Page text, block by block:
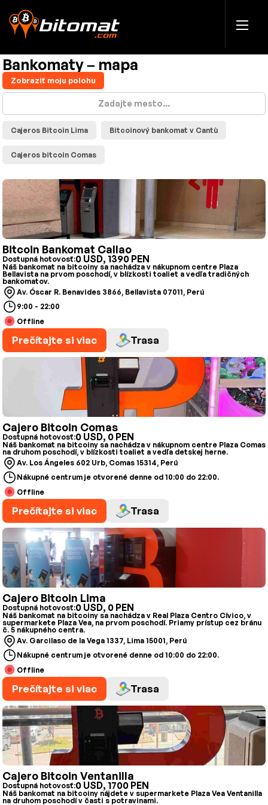
Bankomaty – mapa
Zobraziť moju polohu
Cajeros Bitcoin Lima Bitcoinový bankomat v Cantù
Cajeros bitcoin Comas
Bitcoin Bankomat Callao
Dostupná hotovosť:0 USD, 1390 PEN
Náš bankomat na bitcoiny sa nachádza v nákupnom centre Plaza
Bellavista na prvom poschodí, v blízkosti toaliet a vedľa tradičných
bankomatov.
Av. Óscar R. Benavides 3866, Bellavista 07011, Perú
9:00 - 22:00
Offline
Prečítajte si viac Trasa
Cajero Bitcoin Comas
Dostupná hotovosť:0 USD, 0 PEN
Náš bankomat na bitcoiny sa nachádza v nákupnom centre Plaza Comas
na druhom poschodí, v blízkosti toaliet a vedľa detskej herne.
Av. Los Ángeles 602 Urb, Comas 15314, Perú
Nákupné centrum je otvorené denne od 10:00 do 22:00.
Offline
Prečítajte si viac Trasa
Cajero Bitcoin Lima
Dostupná hotovosť:0 USD, 0 PEN
Náš bankomat na bitcoiny sa nachádza v Real Plaza Centro Cívico, v
supermarkete Plaza Vea, na prvom poschodí. Priamy prístup cez bránu
č. 5 nákupného centra.
Av. Garcilaso de la Vega 1337, Lima 15001, Perú
Nákupné centrum je otvorené denne od 10:00 do 22:00.
Offline
Prečítajte si viac Trasa
Cajero Bitcoin Ventanilla
Dostupná hotovosť:0 USD, 1700 PEN
Náš bankomat na bitcoiny nájdete v supermarkete Plaza Vea Ventanilla
na druhom poschodí v časti s potravinami.